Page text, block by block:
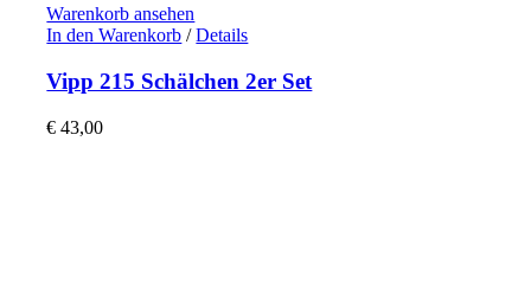
Warenkorb ansehen
In den Warenkorb / Details
Vipp 215 Schälchen 2er Set
€ 43,00